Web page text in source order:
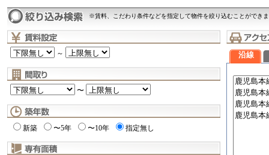
※賃料、こだわり条件などを指定して物件を絞り込むことができ
～
〜
新築 〜5年 〜10年 指定無し
沿線